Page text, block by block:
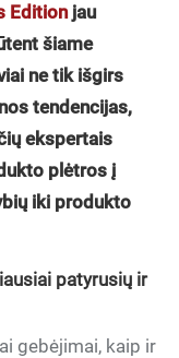
Editionjau
šiame
ne tik išgirs
tendencijas,
ekspertais
plėtros į
iki produkto
patyrusių ir
gebėjimai, kaip ir